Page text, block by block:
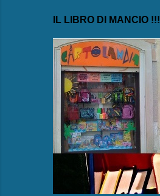
IL LIBRO DI MANCIO !!!